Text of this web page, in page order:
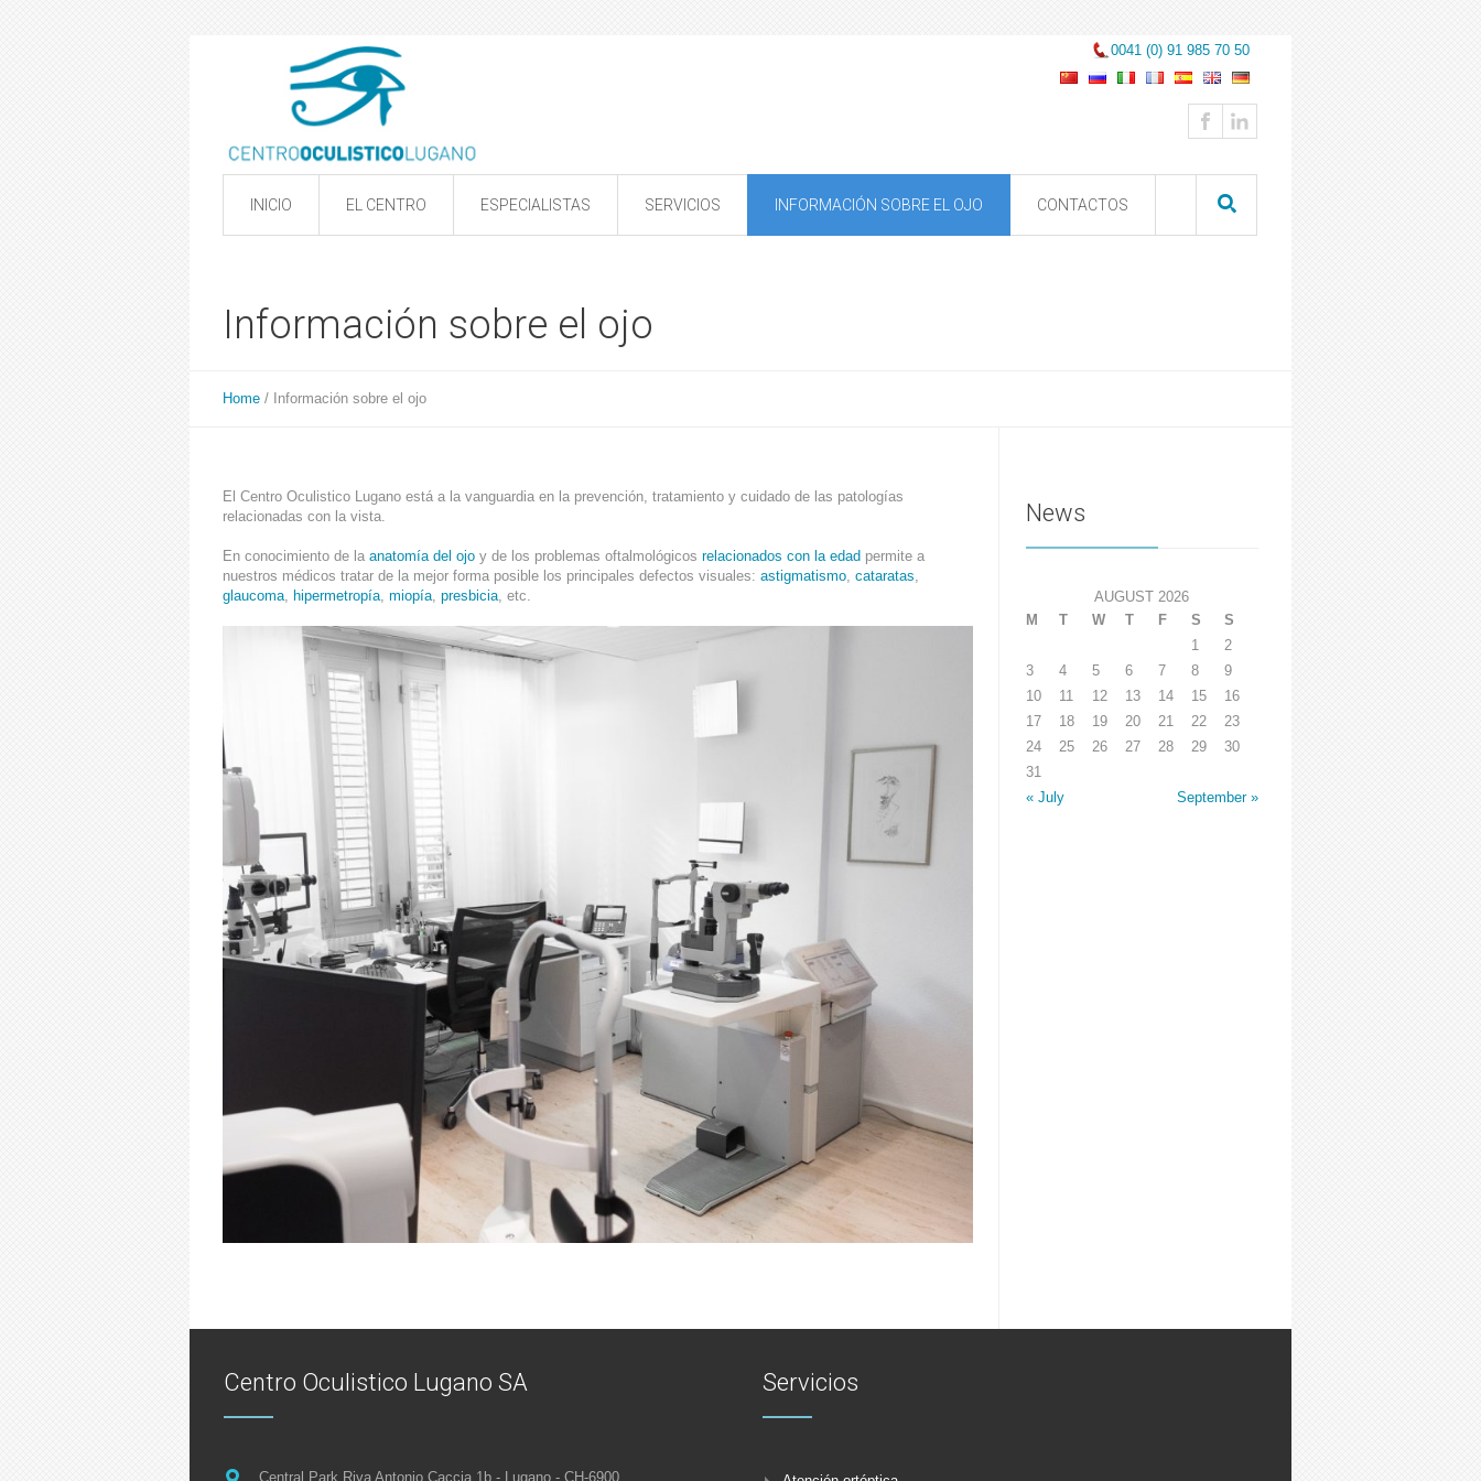
0041 (0) 91 985 70 50
INICIO EL CENTRO ESPECIALISTAS SERVICIOS INFORMACIÓN SOBRE EL OJO CONTACTOS
Información sobre el ojo
Home / Información sobre el ojo
El Centro Oculistico Lugano está a la vanguardia en la prevención, tratamiento y cuidado de las patologías
relacionadas con la vista.
En conocimiento de la anatomía del ojo y de los problemas oftalmológicos relacionados con la edad permite a
nuestros médicos tratar de la mejor forma posible los principales defectos visuales: astigmatismo, cataratas,
glaucoma, hipermetropía, miopía, presbicia, etc.
News
AUGUST 2026
M
T W T F S
S
1
2
3
4 5 6 7 8
9
10
11 12 13 14 15
16
17
18 19 20 21 22
23
24
25 26 27 28 29
30
31
« July
September »
Centro Oculistico Lugano SA
Central Park Riva Antonio Caccia 1b - Lugano - CH-6900
Servicios